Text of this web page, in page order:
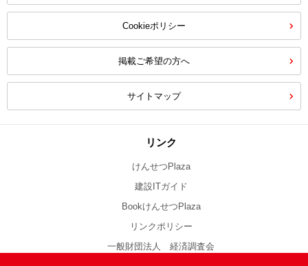
Cookieポリシー
掲載ご希望の方へ
サイトマップ
リンク
けんせつPlaza
建設ITガイド
BookけんせつPlaza
リンクポリシー
一般財団法人 経済調査会